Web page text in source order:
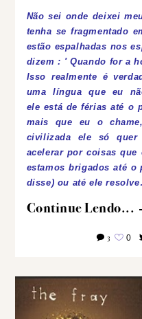
Não sei onde deixei
tenha se fragmentado
estão espalhadas nos
dizem : ' Quando for a
Isso realmente é
uma língua que eu
ele está de férias até o
mais que eu o
civilizada ele só quer
acelerar por coisas que
estamos brigados até o
disse) ou até ele
Continue Lendo...
3 0